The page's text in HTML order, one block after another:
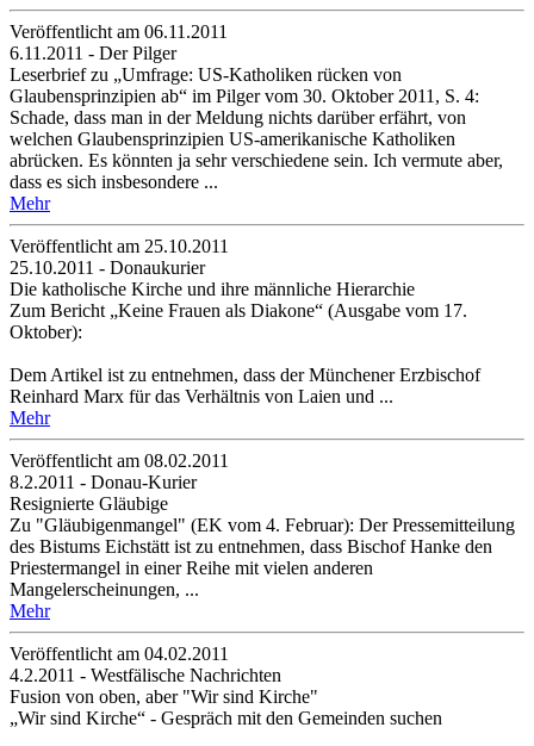
Veröffentlicht am 06­.11.2011
6.11.2011 - Der Pilger
Leserbrief zu „Umfrage: US-Katholiken rücken von
Glaubensprinzipien ab“ im Pilger vom 30. Oktober 2011, S. 4:
Schade, dass man in der Meldung nichts darüber erfährt, von
welchen Glaubensprinzipien US-amerikanische Katholiken
abrücken. Es könnten ja sehr verschiedene sein. Ich vermute aber,
dass es sich insbesondere ...
Mehr
Veröffentlicht am 25­.10.2011
25.10.2011 - Donaukurier
Die katholische Kirche und ihre männliche Hierarchie
Zum Bericht „Keine Frauen als Diakone“ (Ausgabe vom 17.
Oktober):
Dem Artikel ist zu entnehmen, dass der Münchener Erzbischof
Reinhard Marx für das Verhältnis von Laien und ...
Mehr
Veröffentlicht am 08­.02.2011
8.2.2011 - Donau-Kurier
Resignierte Gläubige
Zu "Gläubigenmangel" (EK vom 4. Februar): Der Pressemitteilung
des Bistums Eichstätt ist zu entnehmen, dass Bischof Hanke den
Priestermangel in einer Reihe mit vielen anderen
Mangelerscheinungen, ...
Mehr
Veröffentlicht am 04­.02.2011
4.2.2011 - Westfälische Nachrichten
Fusion von oben, aber "Wir sind Kirche"
„Wir sind Kirche“ - Gespräch mit den Gemeinden suchen